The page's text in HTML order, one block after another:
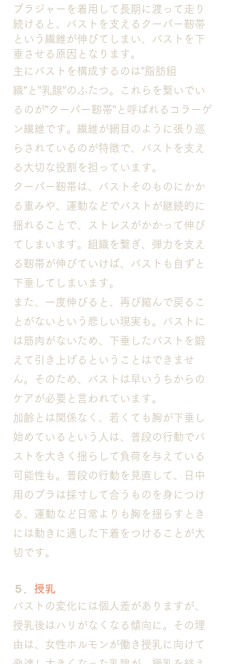
ブラジャーを着用して長期に渡って走り
続けると、バストを支えるクーパー靭帯
という繊維が伸びてしまい、バストを下
垂させる原因となります。
主にバストを構成するのは”脂肪組
織”と”乳腺”のふたつ。これらを繋いでい
るのが”クーパー靭帯”と呼ばれるコラーゲ
ン繊維です。繊維が網目のように張り巡
らされているのが特徴で、バストを支え
る大切な役割を担っています。
クーパー靭帯は、バストそのものにかか
る重みや、運動などでバストが継続的に
揺れることで、ストレスがかかって伸び
てしまいます。組織を繋ぎ、弾力を支え
る靭帯が伸びていけば、バストも自ずと
下垂してしまいます。
また、一度伸びると、再び縮んで戻るこ
とがないという悲しい現実も。バストに
は筋肉がないため、下垂したバストを鍛
えて引き上げるということはできませ
ん。そのため、バストは早いうちからの
ケアが必要と言われています。
加齢とは関係なく、若くても胸が下垂し
始めているという人は、普段の行動でバ
ストを大きく揺らして負荷を与えている
可能性も。普段の行動を見直して、日中
用のブラは採寸して合うものを身につけ
る、運動など日常よりも胸を揺らすとき
には動きに適した下着をつけることが大
切です。
５． 授乳
バストの変化には個人差がありますが、
授乳後はハリがなくなる傾向に。その理
由は、女性ホルモンが働き授乳に向けて